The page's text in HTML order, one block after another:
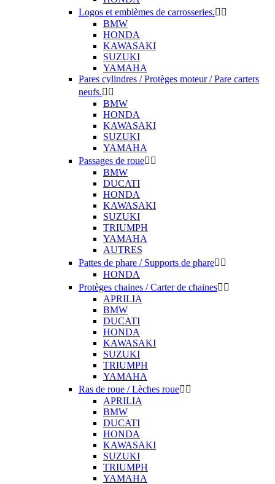
Logos et emblèmes de carrosseries. 
BMW
HONDA
KAWASAKI
SUZUKI
YAMAHA
Pares cylindres / Protèges moteur / Pare carters
neufs. 
BMW
HONDA
KAWASAKI
SUZUKI
YAMAHA
Passages de roue 
BMW
DUCATI
HONDA
KAWASAKI
SUZUKI
TRIUMPH
YAMAHA
AUTRES
Pattes de phare / Supports de phare 
HONDA
Protèges chaines / Carter de chaines 
APRILIA
BMW
DUCATI
HONDA
KAWASAKI
SUZUKI
TRIUMPH
YAMAHA
Ras de roue / Lèches roue 
APRILIA
BMW
DUCATI
HONDA
KAWASAKI
SUZUKI
TRIUMPH
YAMAHA